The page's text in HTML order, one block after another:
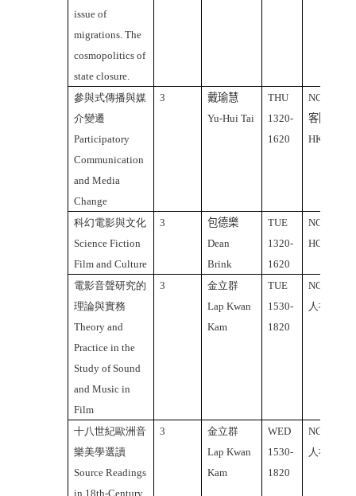
issue of
migrations. The
cosmopolitics of
state closure.
參與式傳播與媒
介變遷
Participatory
Communication
and Media
Change
3
戴瑜慧
Yu-Hui Tai
THU
1320-
1620
NCTU
客院
HK318,
科幻電影與文化
Science Fiction
Film and Culture
3
包德樂
Dean
Brink
TUE
1320-
1620
NCTU
HC401
電影音聲研究的
理論與實務
Theory and
Practice in the
Study of Sound
and Music in
Film
3
金立群
Lap Kwan
Kam
TUE
1530-
1820
NCTU
人社
十八世紀歐洲音
樂美學選讀
Source Readings
in 18th-Century
3
金立群
Lap Kwan
Kam
WED
1530-
1820
NCTU
人社